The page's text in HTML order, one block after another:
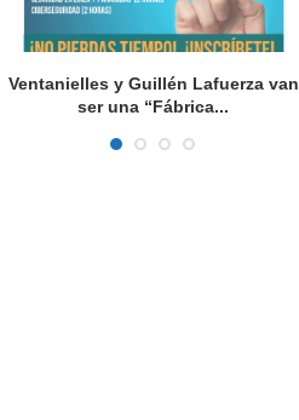
Ventanielles y Guillén Lafuerza van
ser una “Fábrica...